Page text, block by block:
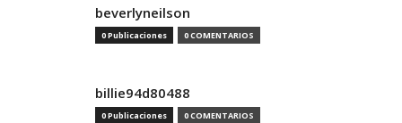
beverlyneilson
0 Publicaciones 0 COMENTARIOS
billie94d80488
0 Publicaciones 0 COMENTARIOS